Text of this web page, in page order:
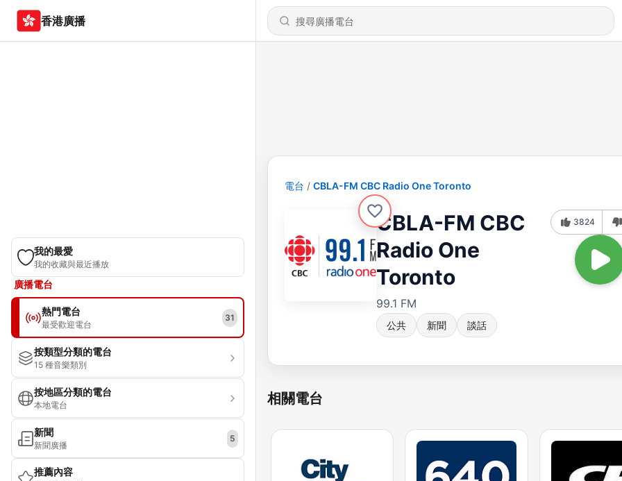
香港廣播
我的最愛
我的收藏與最近播放
廣播電台
熱門電台
最受歡迎電台
31
按類型分類的電台
15 種音樂類別
按地區分類的電台
本地電台
新聞
新聞廣播
5
推薦內容
電台 CBLA-FM CBC Radio One Toronto
CBLA-FM CBC
Radio One
Toronto
99.1 FM
公共 新聞 談話
3824
相關電台